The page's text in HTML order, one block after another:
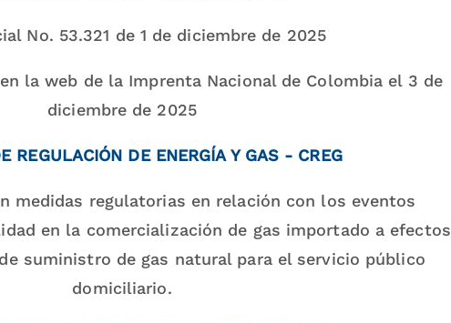
No. 53.321 de 1 de diciembre de 2025
la web de la Imprenta Nacional de Colombia el 3 de
diciembre de 2025
REGULACIÓN DE ENERGÍA Y GAS - CREG
medidas regulatorias en relación con los eventos
en la comercialización de gas importado a efectos
suministro de gas natural para el servicio público
domiciliario.